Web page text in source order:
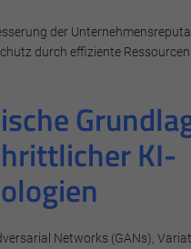
der
durch effiziente
KI-
Networks (GANs),